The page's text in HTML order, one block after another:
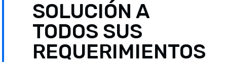
SOLUCIÓN A
TODOS SUS
REQUERIMIENTOS